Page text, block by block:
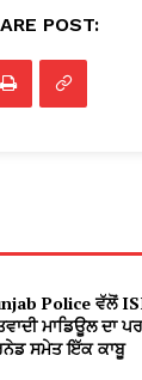
POST:
Police ਵੱਲੋਂ
ਮਾਡਿਊਲ ਦਾ
ਸਮੇਤ ਇੱਕ ਕਾਬੂ